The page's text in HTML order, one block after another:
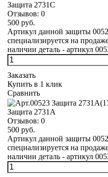
Защита 2731С
Отзывов: 0
500 руб.
Артикул данной защиты
специализируется на
наличии деталь - артикул
Заказать
Купить в 1 клик
Сравнить
Защита 2731А
Отзывов: 0
500 руб.
Артикул данной защиты
специализируется на
наличии деталь - артикул